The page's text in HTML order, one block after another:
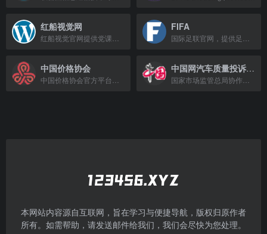
红船视觉网 FIFA
中国价格协会 中国网汽车质量投诉平台
本网站内容源自互联网，旨在学习与便捷导航，版权归原作者
所有。如需帮助，请发送邮件给我们，我们会尽快为您处理。